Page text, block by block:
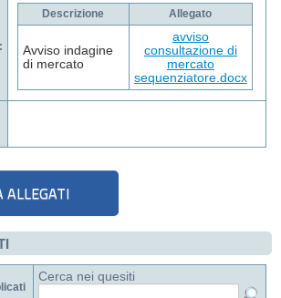
Descrizione Allegato
Avviso indagine
di mercato
avviso
consultazione di
mercato
sequenziatore.docx
Cerca nei quesiti